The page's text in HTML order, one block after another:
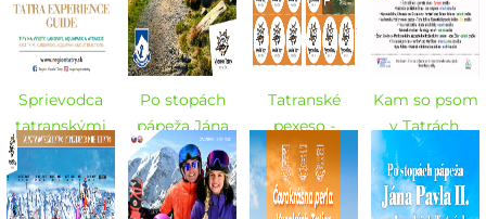
Sprievodca
tatranskými
zážitkami -
LETO 2025
Po stopách
pápeža Jána
Pavla II. vo
Vysokých
Tatrách SK-
Tatranské
pexeso -
Vysokohorské
chaty
Kam so psom
v Tatrách,
Desatoro
návštevníka v
TANAP-e